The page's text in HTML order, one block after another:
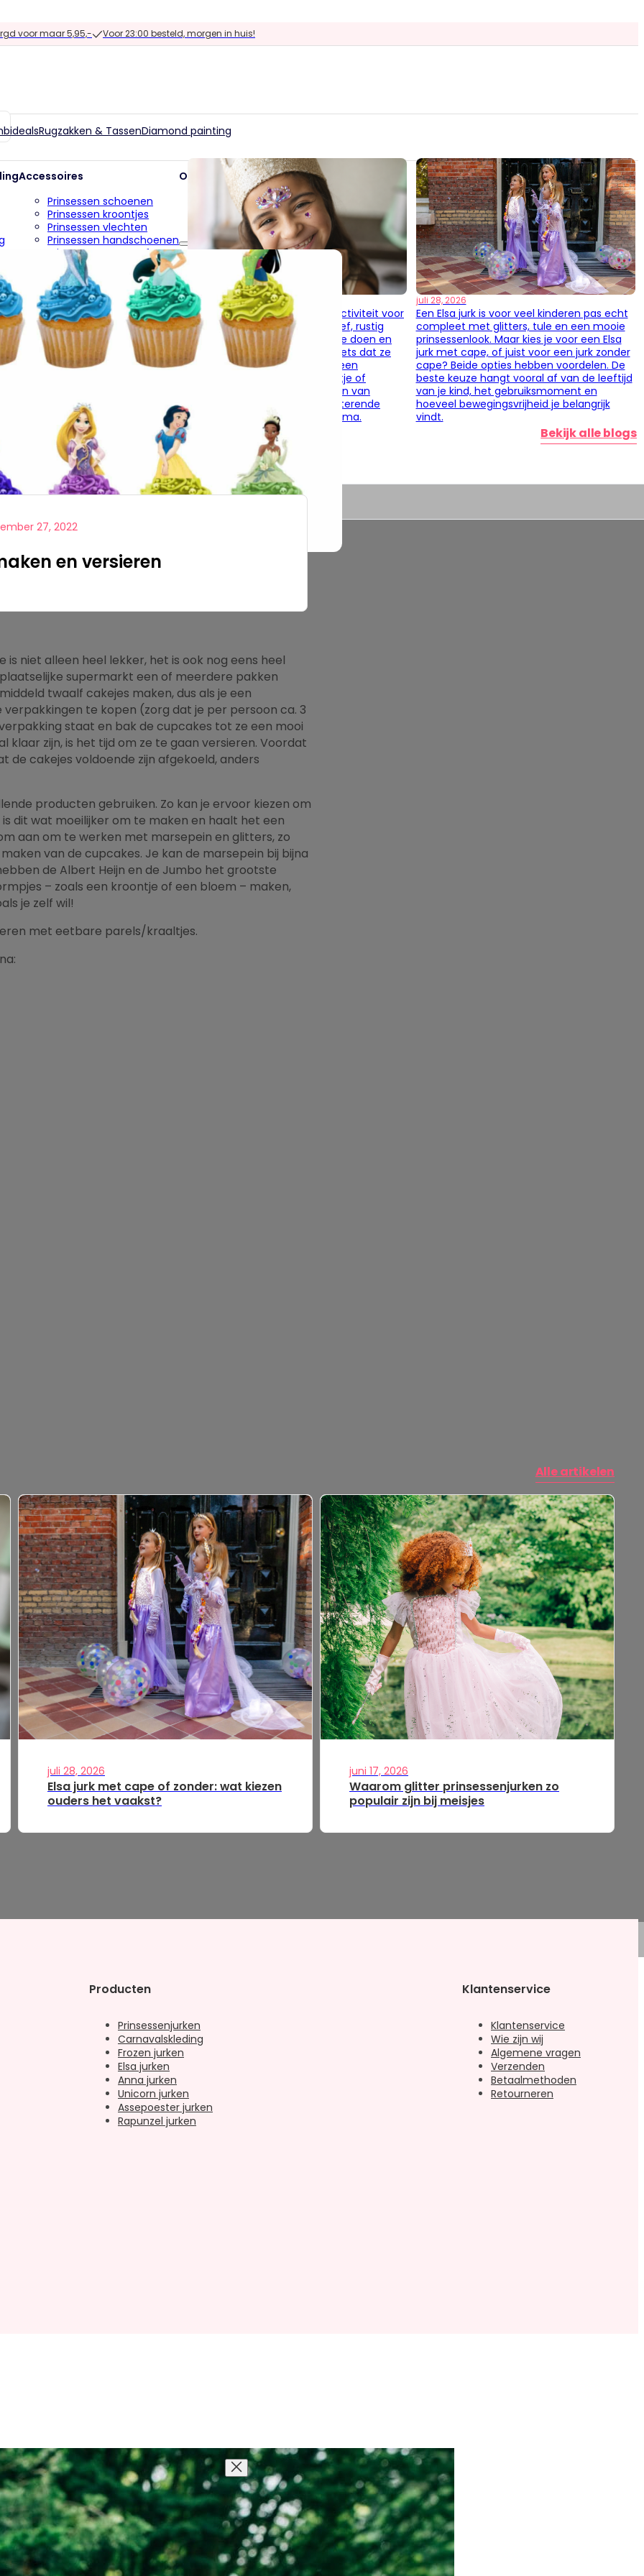
voor maar 5,95,- Voor 23:00 besteld, morgen in huis!
Accessoires
Prinsessen schoenen
Prinsessen kroontjes
Prinsessen vlechten
Prinsessen handschoenen
Prinsessen toverstaf
Prinsessen sieraden
Prinsessen capes
Accessoires set
Alle accessoires
Prinsessen schoenen
Prinsessen kroontjes
Prinsessen vlechten
Prinsessen handschoenen
Prinsessen capes
Accessoires set
Alle accessoires
Overig
Uitdeelcadeautjes
Kinderfeest accessoires
Uitverkoop
Uitdeelcadeautjes
Kinderfeest accessoires
Uitverkoop
juli 28, 2026
Sieraden maken is een leuke activiteit voor
een kinderfeestje. Het is creatief, rustig
genoeg om samen aan tafel te doen en
ieder kind gaat naar huis met iets dat ze
zelf heeft gemaakt. Vooral bij een
prinsessenfeestje, Frozen feestje of
verkleedfeestje past het maken van
armbandjes, kettingen of glinsterende
accessoires perfect bij het thema.
juli 28, 2026
Een Elsa jurk is voor veel kinderen pas echt
compleet met glitters, tule en een mooie
prinsessenlook. Maar kies je voor een Elsa
jurk met cape, of juist voor een jurk zonder
cape? Beide opties hebben voordelen. De
beste keuze hangt vooral af van de leeftijd
van je kind, het gebruiksmoment en
hoeveel bewegingsvrijheid je belangrijk
vindt.
Bekijk alle blogs
Rugzakken & TassenDiamond painting
27, 2022
en versieren
niet alleen heel lekker, het is ook nog eens heel
supermarkt een of meerdere pakken
twaalf cakejes maken, dus als je een
te kopen (zorg dat je per persoon ca. 3
staat en bak de cupcakes tot ze een mooi
zijn, is het tijd om ze te gaan versieren. Voordat
de cakejes voldoende zijn afgekoeld, anders
producten gebruiken. Zo kan je ervoor kiezen om
dit wat moeilijker om te maken en haalt het een
aan om te werken met marsepein en glitters, zo
van de cupcakes. Je kan de marsepein bij bijna
de Albert Heijn en de Jumbo het grootste
– zoals een kroontje of een bloem – maken,
je zelf wil!
met eetbare parels/kraaltjes.
Alle artikelen
juli 28, 2026
Elsa jurk met cape of zonder: wat kiezen
ouders het vaakst?
juni 17, 2026
Waarom glitter prinsessenjurken zo
populair zijn bij meisjes
Producten
Prinsessenjurken
Carnavalskleding
Frozen jurken
Elsa jurken
Anna jurken
Unicorn jurken
Assepoester jurken
Rapunzel jurken
Klantenservice
Klantenservice
Wie zijn wij
Algemene vragen
Verzenden
Betaalmethoden
Retourneren